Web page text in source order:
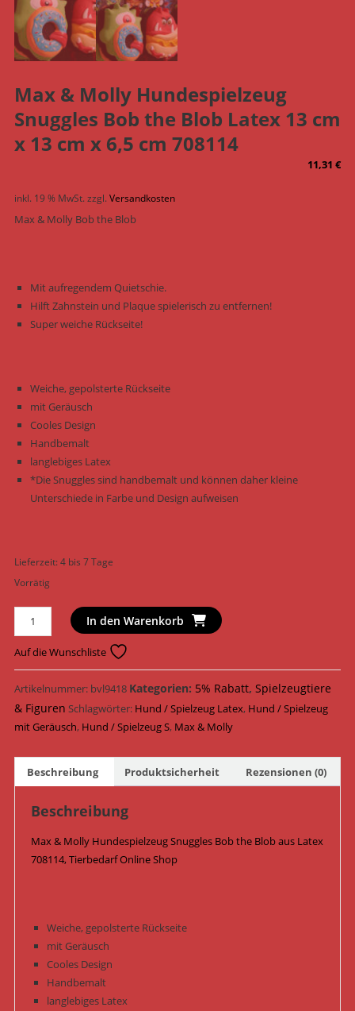
Max & Molly Hundespielzeug
Snuggles Bob the Blob Latex 13 cm
x 13 cm x 6,5 cm 708114
11,31€
inkl. 19 % MwSt. zzgl. Versandkosten
Max & Molly Bob the Blob
Mit aufregendem Quietschie.
Hilft Zahnstein und Plaque spielerisch zu entfernen!
Super weiche Rückseite!
Weiche, gepolsterte Rückseite
mit Geräusch
Cooles Design
Handbemalt
langlebiges Latex
*Die Snuggles sind handbemalt und können daher kleine
Unterschiede in Farbe und Design aufweisen
Lieferzeit:4 bis 7 Tage
Vorrätig
Max
&
Molly
Hundespielzeug
Snuggles
Bob
the
Latex
708114
Menge
In den Warenkorb
Auf die Wunschliste
Artikelnummer: bvl9418 Kategorien: 5% Rabatt, Spielzeugtiere
& Figuren Schlagwörter: Hund / Spielzeug Latex, Hund / Spielzeug
mit Geräusch, Hund / Spielzeug S, Max & Molly
Beschreibung Produktsicherheit Rezensionen (0)
Beschreibung
Max & Molly Hundespielzeug Snuggles Bob the Blob aus Latex
708114, Tierbedarf Online Shop
Weiche, gepolsterte Rückseite
mit Geräusch
Cooles Design
Handbemalt
langlebiges Latex